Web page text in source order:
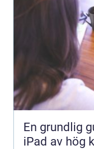
En grundlig
iPad av hög